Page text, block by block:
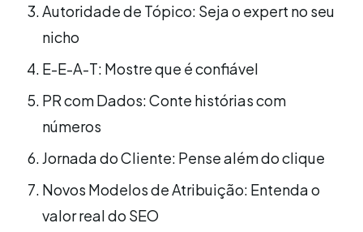
Autoridade de Tópico: Seja o expert no seu
nicho
E-E-A-T: Mostre que é confiável
PR com Dados: Conte histórias com
números
Jornada do Cliente: Pense além do clique
Novos Modelos de Atribuição: Entenda o
valor real do SEO